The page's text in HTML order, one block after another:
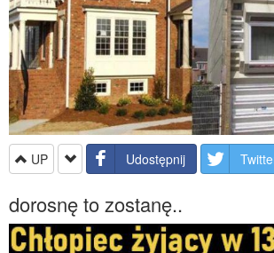
UP Udostępnij
dorosnę to zostanę..